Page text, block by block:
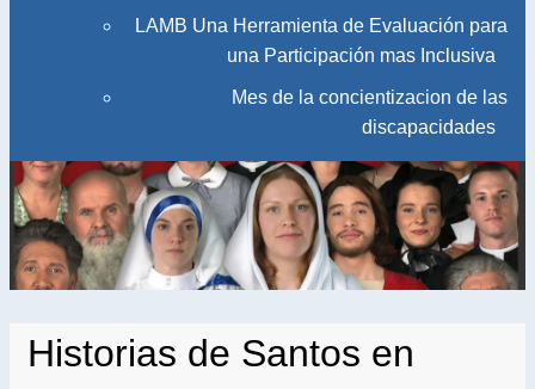
LAMB Una Herramienta de Evaluación para
una Participación mas Inclusiva
Mes de la concientizacion de las
discapacidades
Historias de Santos en